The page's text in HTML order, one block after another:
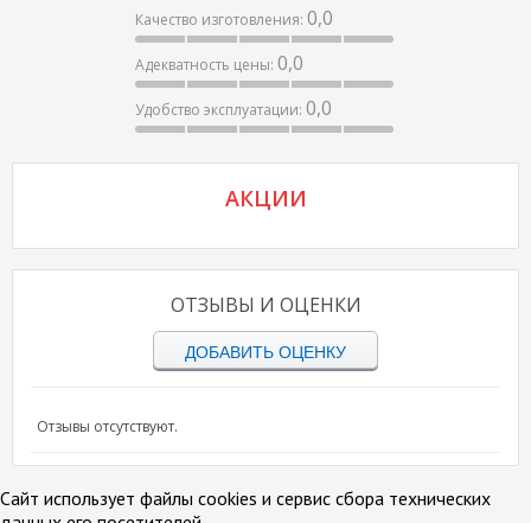
Качество изготовления: 0,0
Адекватность цены: 0,0
Удобство эксплуатации: 0,0
АКЦИИ
ОТЗЫВЫ И ОЦЕНКИ
ДОБАВИТЬ ОЦЕНКУ
Отзывы отсутствуют.
Сайт использует файлы cookies и сервис сбора технических